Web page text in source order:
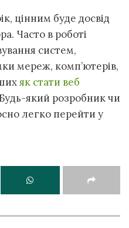
цінним буде досвід
Часто в роботі
систем,
мереж, комп’ютерів,
як стати веб
який розробник чи
легко перейти у